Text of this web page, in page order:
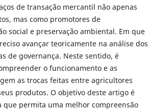
de transação mercantil não apenas
mas como promotores de
social e preservação ambiental. Em que
avançar teoricamente na análise dos
de governança. Neste sentido, é
o funcionamento e as
as trocas feitas entre agricultores
produtos. O objetivo deste artigo é
que permita uma melhor compreensão